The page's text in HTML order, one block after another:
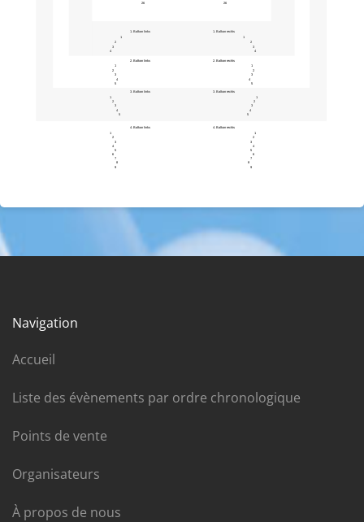
1. Balkon links 1. Balkon rechts
2. Balkon links 2. Balkon rechts
3. Balkon links 3. Balkon rechts
4. Balkon links 4. Balkon rechts
26
1
2
3
4
1
2
3
4
5
1
2
3
4
5
1
2
3
4
5
6
7
8
9
26
1
2
3
4
1
2
3
4
5
1
2
3
4
5
1
2
3
4
5
6
7
8
9
Navigation
Accueil
Liste des évènements par ordre chronologique
Points de vente
Organisateurs
À propos de nous